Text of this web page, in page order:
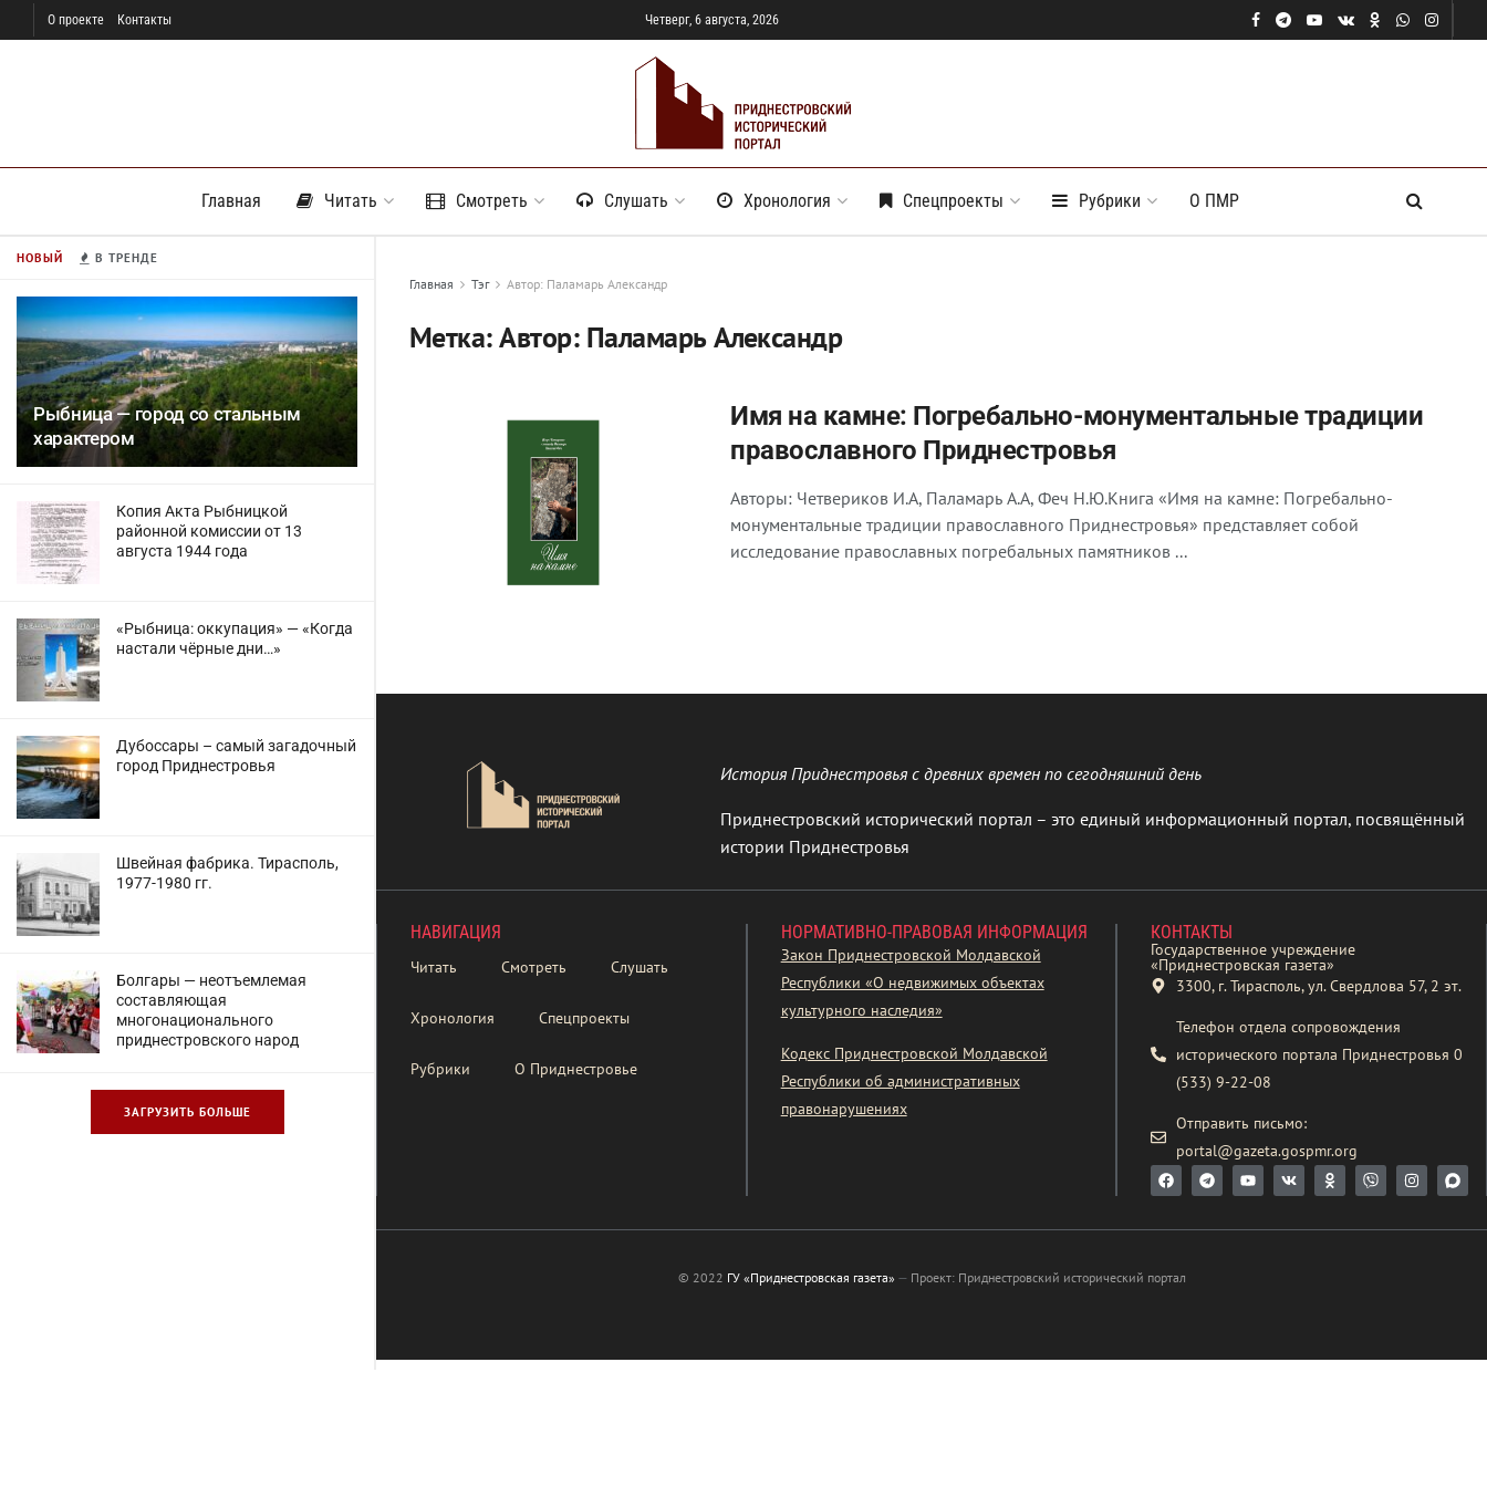
НОВЫЙ В ТРЕНДЕ
Рыбница — город со стальным
характером
Копия Акта Рыбницкой
районной комиссии от 13
августа 1944 года
«Рыбница: оккупация» — «Когда
настали чёрные дни…»
Дубоссары – самый загадочный
город Приднестровья
Швейная фабрика. Тирасполь,
1977-1980 гг.
Болгары — неотъемлемая
составляющая
многонационального
приднестровского народ
ЗАГРУЗИТЬ БОЛЬШЕ
О проекте Контакты Четверг, 6 августа, 2026
Главная Читать Смотреть Слушать Хронология Спецпроекты Рубрики О ПМР
Главная Тэг Автор: Паламарь Александр
Метка:Автор: Паламарь Александр
Имя на камне: Погребально-монументальные традиции
православного Приднестровья
Авторы: Четвериков И.А, Паламарь А.А, Феч Н.Ю.Книга «Имя на камне: Погребально-
монументальные традиции православного Приднестровья» представляет собой
исследование православных погребальных памятников ...
История Приднестровья с древних времен по сегодняшний день
Приднестровский исторический портал – это единый информационный портал, посвящённый
истории Приднестровья
НАВИГАЦИЯ
Читать Смотреть Слушать
Хронология Спецпроекты
Рубрики О Приднестровье
НОРМАТИВНО-ПРАВОВАЯ ИНФОРМАЦИЯ
Закон Приднестровской Молдавской
Республики «О недвижимых объектах
культурного наследия»
Кодекс Приднестровской Молдавской
Республики об административных
правонарушениях
КОНТАКТЫ
Государственное учреждение
«Приднестровская газета»
3300, г. Тирасполь, ул. Свердлова 57, 2 эт.
Телефон отдела сопровождения
исторического портала Приднестровья 0
(533) 9-22-08
Отправить письмо:
portal@gazeta.gospmr.org
© 2022 ГУ «Приднестровская газета» — Проект: Приднестровский исторический портал